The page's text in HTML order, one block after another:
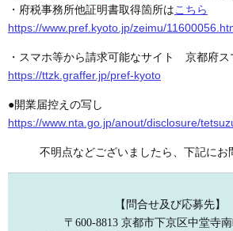
・府税事務所他証明書取得箇所はこちら
https://www.pref.kyoto.jp/zeimu/
・スマホ等から請求可能なサイト 京都府ス
https://ttzk.graffer.jp/pref-kyoto
●開業届控えの写し
https://www.nta.go.jp/anout/disclosure/
不明点などございましたら、下記にお
【問合せ及び応募先】
〒600-8813 京都市下京区中堂寺